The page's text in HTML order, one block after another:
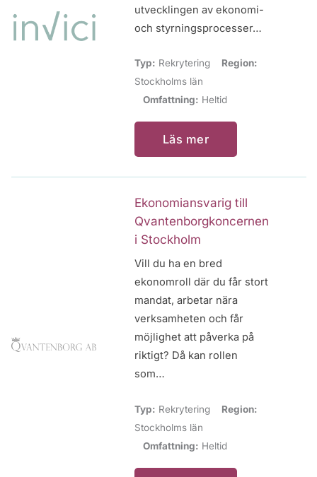
utvecklingen av ekonomi-
och styrningsprocesser…
Typ: Rekrytering
Region:
Stockholms län
Omfattning: Heltid
Läs mer
Ekonomiansvarig till
Qvantenborgkoncernen
i Stockholm
Vill du ha en bred
ekonomroll där du får stort
mandat, arbetar nära
verksamheten och får
möjlighet att påverka på
riktigt? Då kan rollen
som…
Typ: Rekrytering
Region:
Stockholms län
Omfattning: Heltid